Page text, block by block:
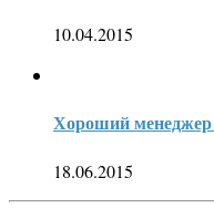
10.04.2015
Хороший
18.06.2015